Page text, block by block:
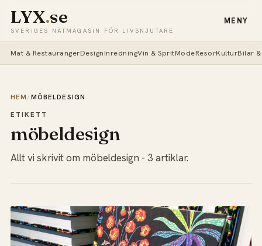
LYX.se
SVERIGES NÄTMAGASIN FÖR LIVSNJUTARE
MENY
Mat & RestaurangerDesignInredningVin & SpritModeResorKulturBilar
HEM / MÖBELDESIGN
ETIKETT
möbeldesign
Allt vi skrivit om möbeldesign - 3 artiklar.